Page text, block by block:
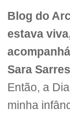
Blog do
estava
Sara
Então, a
minha